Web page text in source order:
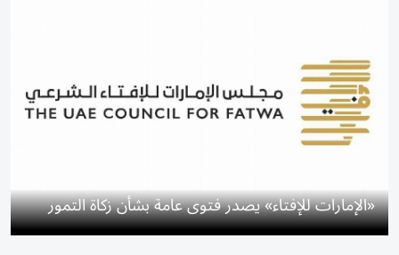
«الإمارات للإفتاء» يصدر فتوى عامة بشأن زكاة التمور